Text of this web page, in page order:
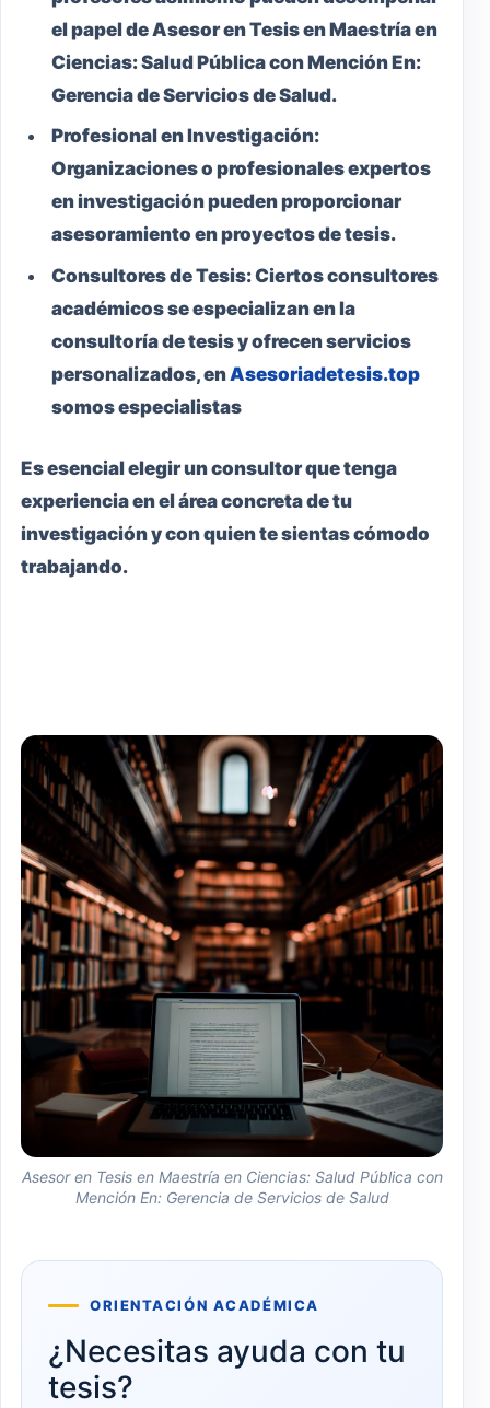
el papel de Asesor en Tesis en Maestría en
Ciencias: Salud Pública con Mención En:
Gerencia de Servicios de Salud.
Profesional en Investigación:
Organizaciones o profesionales expertos
en investigación pueden proporcionar
asesoramiento en proyectos de tesis.
Consultores de Tesis:Ciertos consultores
académicos se especializan en la
consultoría de tesis y ofrecen servicios
personalizados, enAsesoriadetesis.top
somos especialistas
Es esencial elegir un consultor que tenga
experiencia en el área concreta de tu
investigación y con quien te sientas cómodo
trabajando.
Asesor en Tesis en Maestría en Ciencias: Salud Pública con
Mención En: Gerencia de Servicios de Salud
ORIENTACIÓN ACADÉMICA
¿Necesitas ayuda con tu
tesis?